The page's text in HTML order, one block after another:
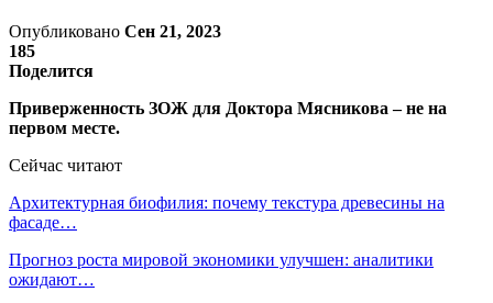
Опубликовано Сен 21, 2023
185
Поделится
Приверженность ЗОЖ для Доктора Мясникова – не на
первом месте.
Сейчас читают
Архитектурная биофилия: почему текстура древесины на
фасаде…
Прогноз роста мировой экономики улучшен: аналитики
ожидают…